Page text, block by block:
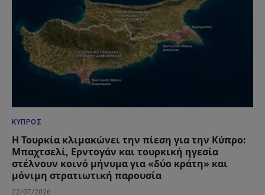
ΚΎΠΡΟΣ
Η Τουρκία κλιμακώνει την πίεση για την Κύπρο:
Μπαχτσελί, Ερντογάν και τουρκική ηγεσία
στέλνουν κοινό μήνυμα για «δύο κράτη» και
μόνιμη στρατιωτική παρουσία
22/07/2026